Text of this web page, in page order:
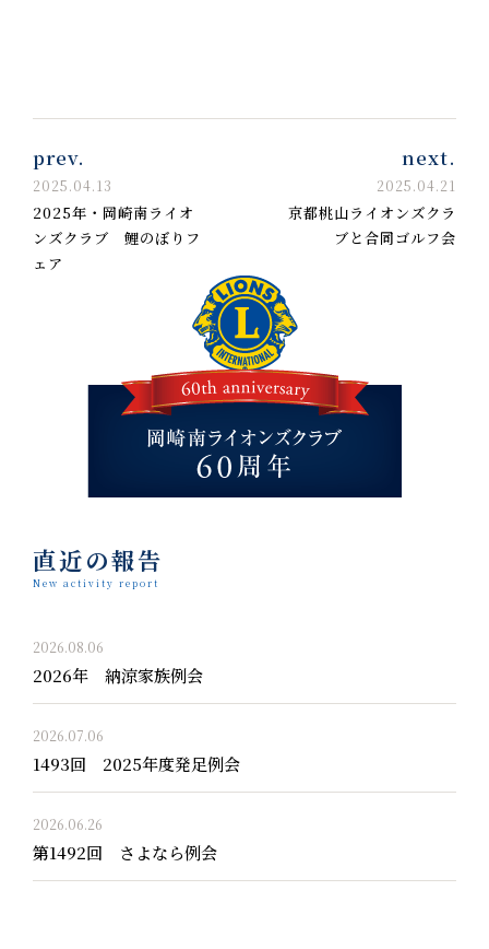
prev.
2025.04.13
2025年・岡崎南ライオ
ンズクラブ 鯉のぼりフ
ェア
next.
2025.04.21
京都桃山ライオンズクラ
ブと合同ゴルフ会
直近の報告
New activity report
2026.08.06
2026年 納涼家族例会
2026.07.06
1493回 2025年度発足例会
2026.06.26
第1492回 さよなら例会